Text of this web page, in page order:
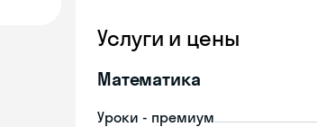
Услуги и цены
Математика
Уроки - премиум